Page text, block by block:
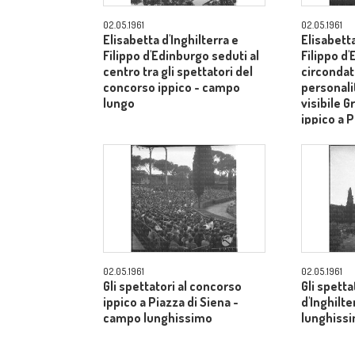
02.05.1961
Elisabetta d'Inghilterra e
Filippo d'Edinburgo seduti al
centro tra gli spettatori del
concorso ippico - campo
lungo
02.05.1961
Filippo
visibile
ippico a
02.05.1961
Gli spettatori al concorso
ippico a Piazza di Siena -
campo lunghissimo
02.05.1961
Gli